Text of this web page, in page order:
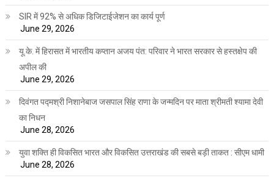
SIR में 92% से अधिक डिजिटाईजेशन का कार्य पूर्ण
June 29, 2026
यू.के. में हिरासत में भारतीय कप्तान अजय पंत: परिवार ने भारत सरकार से हस्तक्षेप की
अपील की
June 29, 2026
दिवंगत पद्मश्री निशानेबाज जसपाल सिंह राणा के जन्मदिन पर माता श्रीमती श्यामा देवी
का निधन
June 28, 2026
युवा शक्ति ही विकसित भारत और विकसित उत्तराखंड की सबसे बड़ी ताकत : सीएम धामी
June 28, 2026